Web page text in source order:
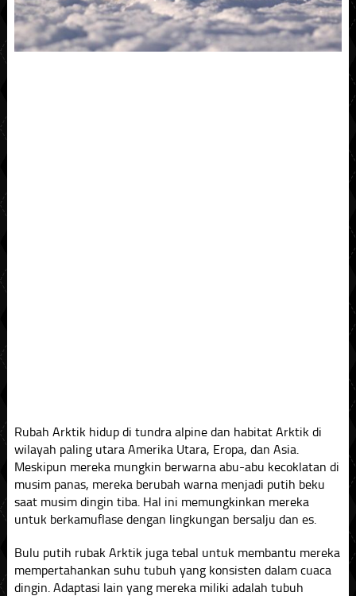
Rubah Arktik hidup di tundra alpine dan habitat Arktik di
wilayah paling utara Amerika Utara, Eropa, dan Asia.
Meskipun mereka mungkin berwarna abu-abu kecoklatan di
musim panas, mereka berubah warna menjadi putih beku
saat musim dingin tiba. Hal ini memungkinkan mereka
untuk berkamuflase dengan lingkungan bersalju dan es.
Bulu putih rubak Arktik juga tebal untuk membantu mereka
mempertahankan suhu tubuh yang konsisten dalam cuaca
dingin. Adaptasi lain yang mereka miliki adalah tubuh